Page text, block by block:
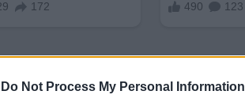
Do Not Process My Personal Information